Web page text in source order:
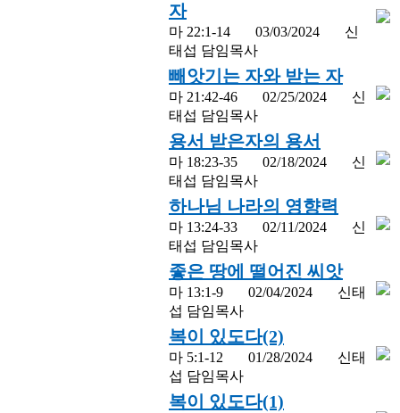
자
마 22:1-14 03/03/2024
신
태섭 담임목사
빼앗기는 자와 받는 자
마 21:42-46 02/25/2024
신
태섭 담임목사
용서 받은자의 용서
마 18:23-35 02/18/2024
신
태섭 담임목사
하나님 나라의 영향력
마 13:24-33 02/11/2024
신
태섭 담임목사
좋은 땅에 떨어진 씨앗
마 13:1-9 02/04/2024
신태
섭 담임목사
복이 있도다(2)
마 5:1-12 01/28/2024
신태
섭 담임목사
복이 있도다(1)